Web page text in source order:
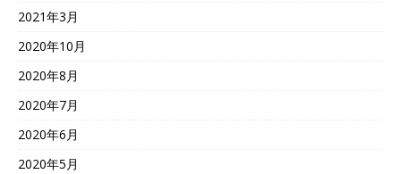
2021年3月
2020年10月
2020年8月
2020年7月
2020年6月
2020年5月